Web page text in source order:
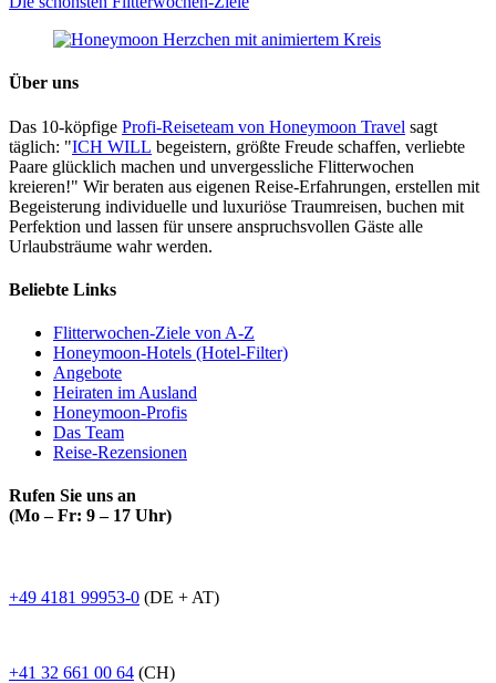
Über uns
Das 10-köpfige Profi-Reiseteam von Honeymoon Travel sagt
täglich: "ICH WILL begeistern, größte Freude schaffen, verliebte
Paare glücklich machen und unvergessliche Flitterwochen
kreieren!" Wir beraten aus eigenen Reise-Erfahrungen, erstellen mit
Begeisterung individuelle und luxuriöse Traumreisen, buchen mit
Perfektion und lassen für unsere anspruchsvollen Gäste alle
Urlaubsträume wahr werden.
Beliebte Links
Flitterwochen-Ziele von A-Z
Honeymoon-Hotels (Hotel-Filter)
Angebote
Heiraten im Ausland
Honeymoon-Profis
Das Team
Reise-Rezensionen
Rufen Sie uns an
(Mo – Fr: 9 – 17 Uhr)
+49 4181 99953-0 (DE + AT)
+41 32 661 00 64 (CH)